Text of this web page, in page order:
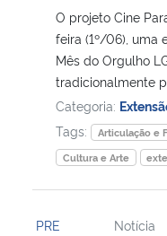
O projeto Cine
feira (1º/06), uma
Mês do Orgulho
tradicionalmente
Categoria:
Tags:
Articulação e
Cultura e Arte
PRE Notícia